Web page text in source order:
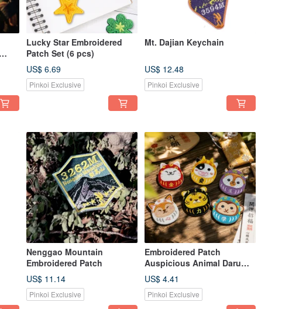
Lucky Star Embroidered
Patch Set (6 pcs)
US$ 6.69
Pinkoi Exclusive
Mt. Dajian Keychain
US$ 12.48
Pinkoi Exclusive
Nenggao Mountain
Embroidered Patch
US$ 11.14
Pinkoi Exclusive
Embroidered Patch
Auspicious Animal Daruma
Series (6 Designs)
US$ 4.41
Pinkoi Exclusive